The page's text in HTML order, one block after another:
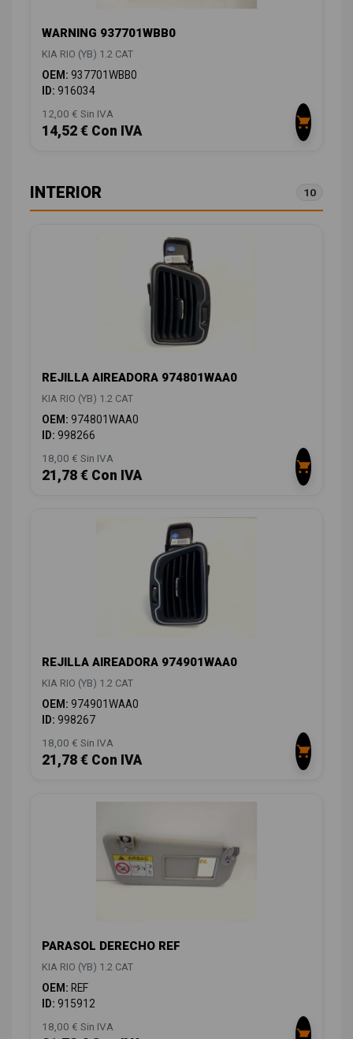
WARNING 937701WBB0
KIA RIO (YB) 1.2 CAT
OEM: 937701WBB0
ID: 916034
12,00 € Sin IVA
14,52 € Con IVA
INTERIOR 10
REJILLA AIREADORA 974801WAA0
KIA RIO (YB) 1.2 CAT
OEM: 974801WAA0
ID: 998266
18,00 € Sin IVA
21,78 € Con IVA
REJILLA AIREADORA 974901WAA0
KIA RIO (YB) 1.2 CAT
OEM: 974901WAA0
ID: 998267
18,00 € Sin IVA
21,78 € Con IVA
PARASOL DERECHO REF
KIA RIO (YB) 1.2 CAT
OEM: REF
ID: 915912
18,00 € Sin IVA